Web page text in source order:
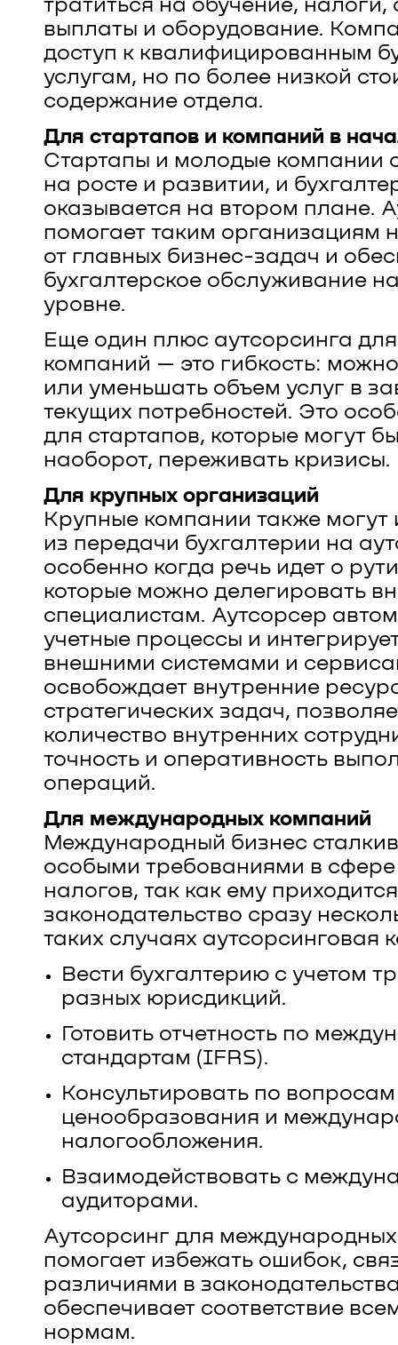
тратиться на обучение,
выплаты и оборудование.
доступ к квалифицированным
услугам, но по более низкой
содержание отдела.
Для стартапов и компаний в
Стартапы и молодые компании
на росте и развитии, и
оказывается на втором плане.
помогает таким организациям
от главных бизнес-задач и
бухгалтерское обслуживание
уровне.
Еще один плюс аутсорсинга для
компаний — это гибкость:
или уменьшать объем услуг в
текущих потребностей. Это
для стартапов, которые могут
наоборот, переживать кризисы.
Для крупных организаций
Крупные компании также могут
из передачи бухгалтерии на
особенно когда речь идет о
которые можно делегировать
специалистам. Аутсорсер
учетные процессы и
внешними системами и
освобождает внутренние
стратегических задач,
количество внутренних
точность и оперативность
операций.
Для международных компаний
Международный бизнес
особыми требованиями в сфере
налогов, так как ему
законодательство сразу
таких случаях аутсорсинговая
Вести бухгалтерию с учетом
разных юрисдикций.
Готовить отчетность по
стандартам (IFRS).
Консультировать по
ценообразования и
налогообложения.
Взаимодействовать с
аудиторами.
Аутсорсинг для
помогает избежать ошибок,
различиями в
обеспечивает соответствие
нормам.